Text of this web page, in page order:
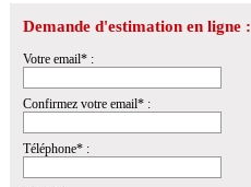
Demande d'estimation en ligne :
Votre email* :
Confirmez votre email* :
Téléphone* :